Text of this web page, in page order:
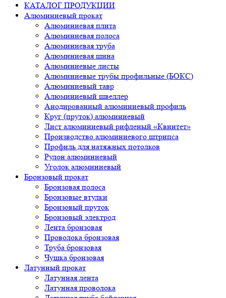
КАТАЛОГ ПРОДУКЦИИ
Алюминиевый прокат
Алюминиевая плита
Алюминиевая полоса
Алюминиевая труба
Алюминиевая шина
Алюминиевые листы
Алюминиевые трубы профильные (БОКС)
Алюминиевый тавр
Алюминиевый швеллер
Анодированный алюминиевый профиль
Круг (пруток) алюминиевый
Лист алюминиевый рифленый «Квинтет»
Производство алюминиевого штрипса
Профиль для натяжных потолков
Рулон алюминиевый
Уголок алюминиевый
Бронзовый прокат
Бронзовая полоса
Бронзовые втулки
Бронзовый пруток
Бронзовый электрод
Лента бронзовая
Проволока бронзовая
Труба бронзовая
Чушка бронзовая
Латунный прокат
Латунная лента
Латунная проволока